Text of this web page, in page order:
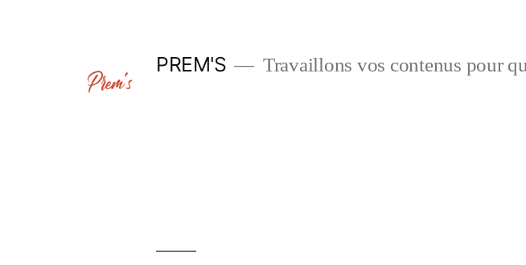
PREM'S Travaillons vos contenus pour